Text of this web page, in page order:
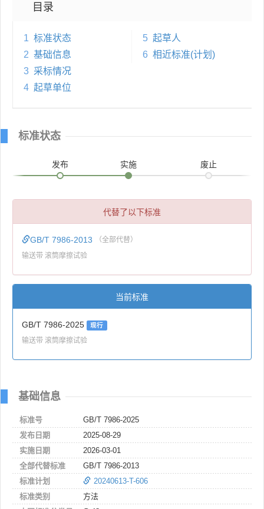
目录
1 标准状态
2 基础信息
3 采标情况
4 起草单位
5 起草人
6 相近标准(计划)
标准状态
发布 实施 废止
代替了以下标准
GB/T 7986-2013 （全部代替）
输送带 滚筒摩擦试验
当前标准
GB/T 7986-2025 现行
输送带 滚筒摩擦试验
基础信息
标准号
GB/T 7986-2025
发布日期
2025-08-29
实施日期
2026-03-01
全部代替标准
GB/T 7986-2013
标准计划
20240613-T-606
标准类别
方法